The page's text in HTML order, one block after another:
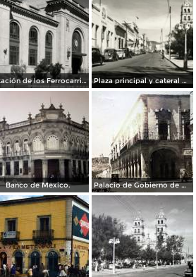
Estación de los Ferrocarriles Plaza principal y cateral de Durango
Banco de Mexico. Palacio de Gobierno de Durango.